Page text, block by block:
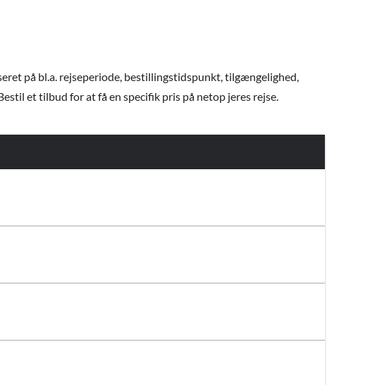
på bl.a. rejseperiode, bestillingstidspunkt, tilgængelighed,
et tilbud for at få en specifik pris på netop jeres rejse.